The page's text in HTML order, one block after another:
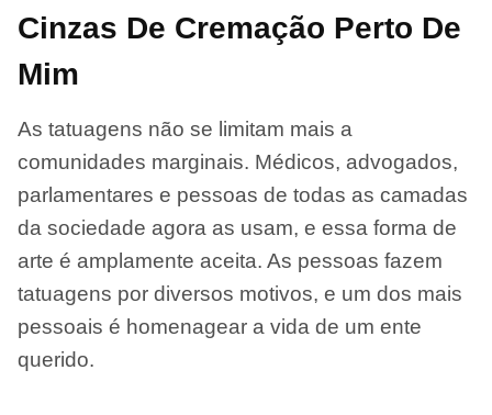
Cinzas De Cremação Perto De
Mim
As tatuagens não se limitam mais a
comunidades marginais. Médicos, advogados,
parlamentares e pessoas de todas as camadas
da sociedade agora as usam, e essa forma de
arte é amplamente aceita. As pessoas fazem
tatuagens por diversos motivos, e um dos mais
pessoais é homenagear a vida de um ente
querido.